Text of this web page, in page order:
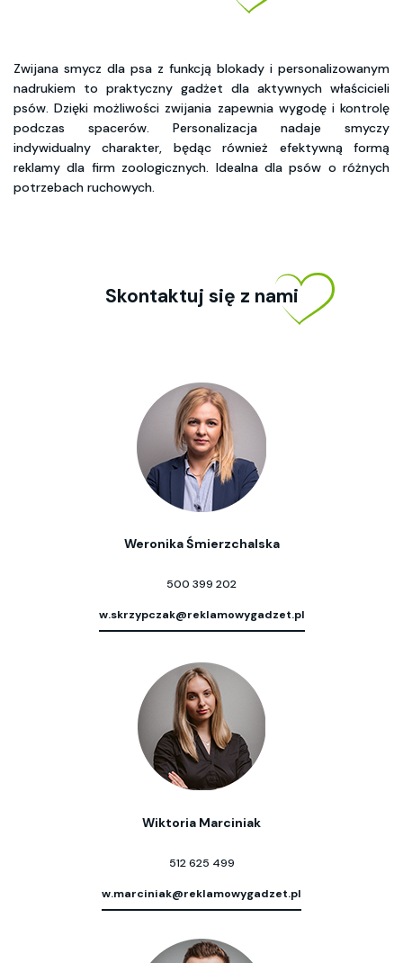
Zwijana smycz dla psa z funkcją blokady i personalizowanym
nadrukiem to praktyczny gadżet dla aktywnych właścicieli
psów. Dzięki możliwości zwijania zapewnia wygodę i kontrolę
podczas spacerów. Personalizacja nadaje smyczy
indywidualny charakter, będąc również efektywną formą
reklamy dla firm zoologicznych. Idealna dla psów o różnych
potrzebach ruchowych.
Skontaktuj się z nami
Weronika Śmierzchalska
500 399 202
w.skrzypczak@reklamowygadzet.pl
Wiktoria Marciniak
512 625 499
w.marciniak@reklamowygadzet.pl